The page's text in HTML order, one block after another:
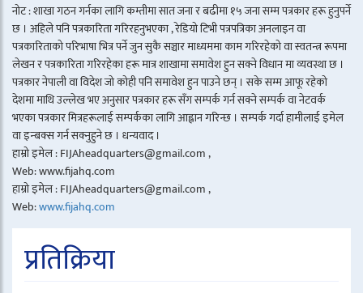
नोट : शाखा गठन गर्नका लागि कम्तीमा सात जना र बढीमा १५ जना सम्म पत्रकार हरू हुनुपर्ने
छ । अहिले पनि पत्रकारिता गरिरहनुभएका , रेडियो टिभी पत्रपत्रिका अनलाइन वा
पत्रकारिताको परिभाषा भित्र पर्ने जुन सुकै सञ्चार माध्यममा काम गरिरहेको वा स्वतन्त्र रूपमा
लेखन र पत्रकारिता गरिरहेका हरू मात्र शाखामा समावेश हुन सक्ने विधान मा व्यवस्था छ ।
पत्रकार नेपाली वा विदेश जो कोही पनि समावेश हुन पाउने छन् । सके सम्म आफू रहेको
देशमा माथि उल्लेख भए अनुसार पत्रकार हरू सँग सम्पर्क गर्न सक्ने सम्पर्क वा नेटवर्क
भएका पत्रकार मित्रहरूलाई सम्पर्कका लागि आह्वान गरिन्छ । सम्पर्क गर्दा हामीलाई इमेल
वा इन्बक्स गर्न सक्नुहुने छ । धन्यवाद ।
हाम्रो इमेल : FIJAheadquarters@gmail.com ,
Web: www.fijahq.com
हाम्रो इमेल : FIJAheadquarters@gmail.com ,
Web:www.fijahq.com
प्रतिक्रिया